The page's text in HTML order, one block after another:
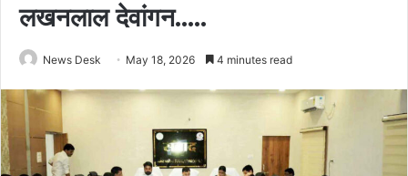
लखनलाल देवांगन…..
News Desk May 18, 2026 4 minutes read